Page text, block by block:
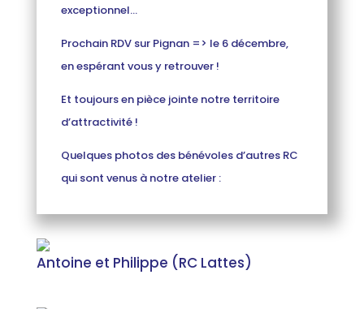
exceptionnel…
Prochain RDV sur Pignan => le 6 décembre,
en espérant vous y retrouver !
Et toujours en pièce jointe notre territoire
d’attractivité !
Quelques photos des bénévoles d’autres RC
qui sont venus à notre atelier :
Antoine et Philippe (RC Lattes)